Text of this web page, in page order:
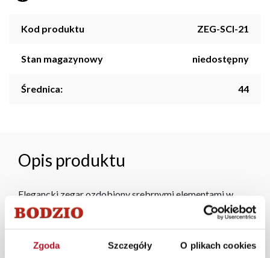
Zgoda Szczegóły O plikach cookies
Kod produktu ZEG-SCI-21
Stan magazynowy niedostępny
Średnica: 44
Opis produktu
Elegancki zegar ozdobiony srebrnymi elementami w
kształcie diamentów, metalowo-akrylowy ze srebrnymi
wskazówkami. Zegar ma
cm oraz jest
zestawu).